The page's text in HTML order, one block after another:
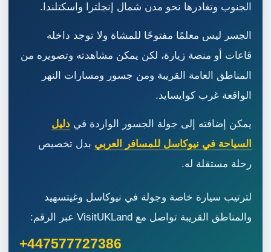
الجنوب وتغادرها نحو مدن شمال إنجلترا واسكتلندا.
الجسر ليس معلمًا مفتوحًا للمشاة ولا توجد داخله
قاعات أو منصة زيارة، لكن يمكن مشاهدته وتصويره من
المناطق العامة القريبة ومن جسور ومسارات النهر
الواقعة غرب كوايسايد.
يمكن إضافته إلى جولة الجسور الواردة في دليل
السياحة في نيوكاسل للمسافر العربي بدل تخصيص
رحلة مستقلة له.
لترتيب سيارة خاصة وجولة في نيوكاسل وغيتسهيد
والمناطق القريبة تواصل مع VisitUKLand عبر الرقم:
+447577727386